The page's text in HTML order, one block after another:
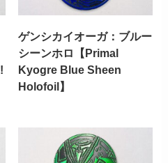
ゲンシカイオーガ：ブルー
シーンホロ【Primal
Kyogre Blue Sheen
Holofoil】